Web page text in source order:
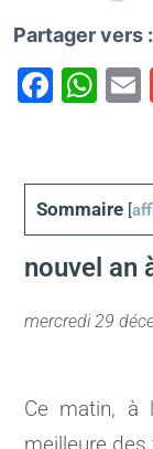
Partager vers :
F
e
b
o
k
W
s
A
p
l
Sommaire [
nouvel an
mercredi 29
Ce matin, à